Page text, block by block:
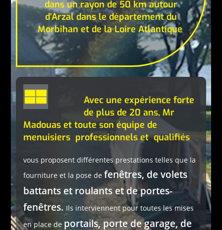
dans un rayon de 50 km autour
d’Arzal dans le département du
Morbihan et de la Loire Atlantique
Avec une expérience forte
de plus de 20 ans, Mr
Madouas et toute son équipe de
menuisiers professionnels et qualifiés
vous proposent différentes prestations telles que la
fourniture et la pose defenêtres, de volets
battants et roulants et de portes-
fenêtres. Ils interviennent pour toutes les mises
en place de portails, porte de garage, de